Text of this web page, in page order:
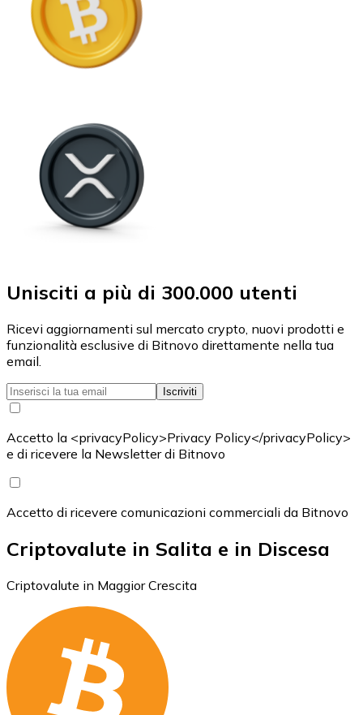
Unisciti a più di 300.000 utenti
Ricevi aggiornamenti sul mercato crypto, nuovi prodotti e
funzionalità esclusive di Bitnovo direttamente nella tua
email.
Iscriviti
Accetto la <privacyPolicy>Privacy Policy</privacyPolicy>
e di ricevere la Newsletter di Bitnovo
Accetto di ricevere comunicazioni commerciali da Bitnovo
Criptovalute in Salita e in Discesa
Criptovalute in Maggior Crescita